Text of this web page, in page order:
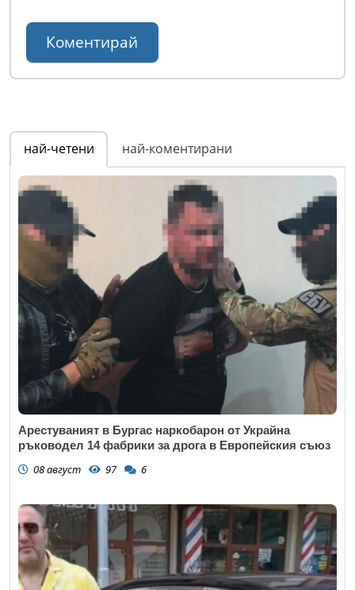
най-четени най-коментирани
Арестуваният в Бургас наркобарон от Украйна
ръководел 14 фабрики за дрога в Европейския съюз
08 август 97 6